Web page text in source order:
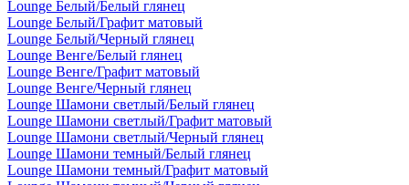
Lounge Белый/Белый глянец
Lounge Белый/Графит матовый
Lounge Белый/Черный глянец
Lounge Венге/Белый глянец
Lounge Венге/Графит матовый
Lounge Венге/Черный глянец
Lounge Шамони светлый/Белый глянец
Lounge Шамони светлый/Графит матовый
Lounge Шамони светлый/Черный глянец
Lounge Шамони темный/Белый глянец
Lounge Шамони темный/Графит матовый